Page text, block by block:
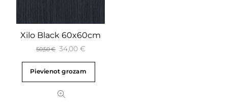
Xilo Black 60x60cm
50,50€ 34,00 €
Pievienot grozam